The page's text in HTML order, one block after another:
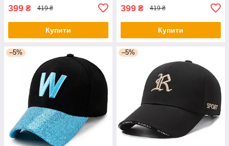
399 ₴ 419 ₴
Купити
399 ₴ 419 ₴
Купити
–5% –5%